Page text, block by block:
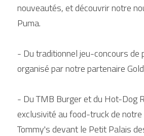
nouveautés, et découvrir notre
Puma.
- Du traditionnel jeu-concours de
organisé par notre partenaire
- Du TMB Burger et du Hot-Dog
exclusivité au food-truck de
Tommy's devant le Petit Palais